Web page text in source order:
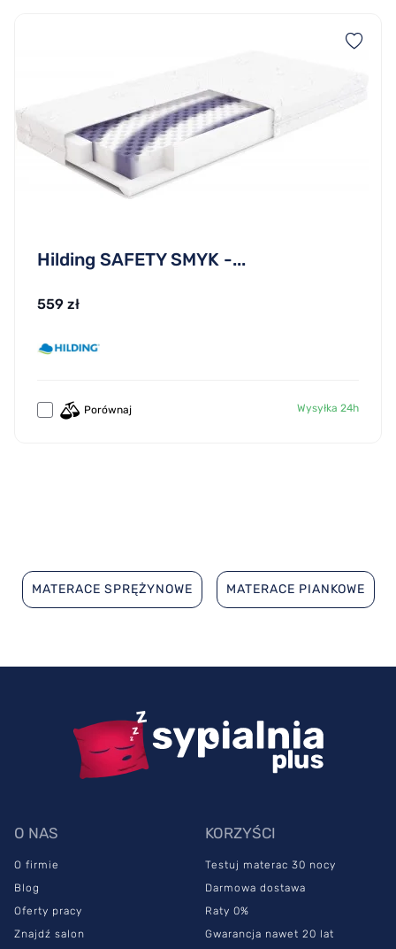
Hilding SAFETY SMYK -...
559 zł
Porównaj Wysyłka 24h
MATERACE SPRĘŻYNOWE MATERACE PIANKOWE
O NAS
O firmie
Blog
Oferty pracy
Znajdź salon
KORZYŚCI
Testuj materac 30 nocy
Darmowa dostawa
Raty 0%
Gwarancja nawet 20 lat